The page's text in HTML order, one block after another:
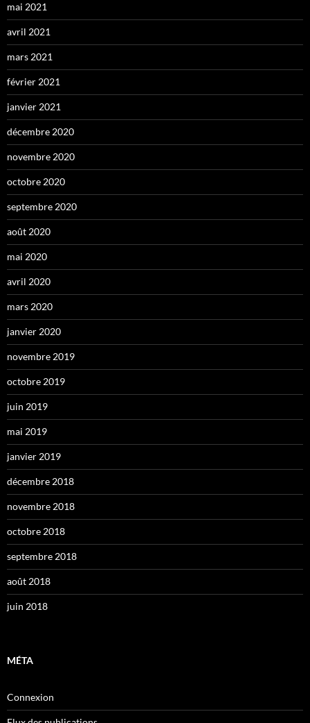
mai 2021
avril 2021
mars 2021
février 2021
janvier 2021
décembre 2020
novembre 2020
octobre 2020
septembre 2020
août 2020
mai 2020
avril 2020
mars 2020
janvier 2020
novembre 2019
octobre 2019
juin 2019
mai 2019
janvier 2019
décembre 2018
novembre 2018
octobre 2018
septembre 2018
août 2018
juin 2018
MÉTA
Connexion